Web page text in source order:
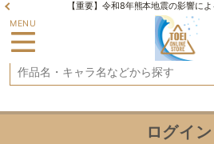
【重要】令和8年熊本地震の影響に
MENU
ログイン